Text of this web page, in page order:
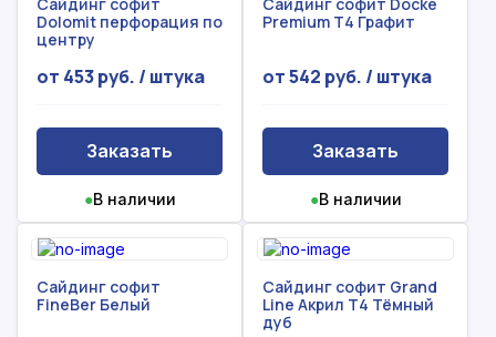
Dolomit перфорация по
центру
от 453 руб. / штука
Заказать
●В наличии
Premium Т4 Графит
от 542 руб. / штука
Заказать
●В наличии
Сайдинг софит
FineBer Белый
Сайдинг софит Grand
Line Акрил Т4 Тёмный
дуб